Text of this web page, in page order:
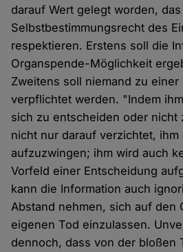
darauf Wert gelegt worden, das
Selbstbestimmungsrecht des
respektieren. Erstens soll die
Organspende-Möglichkeit
Zweitens soll niemand zu einer
verpflichtet werden. "Indem
sich zu entscheiden oder nicht
nicht nur darauf verzichtet,
aufzuzwingen; ihm wird auch
Vorfeld einer Entscheidung
kann die Information auch
Abstand nehmen, sich auf den
eigenen Tod einzulassen.
dennoch, dass von der bloßen